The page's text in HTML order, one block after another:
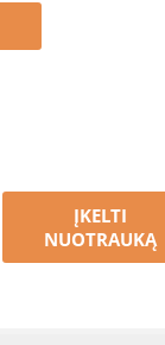
ĮKELTI
NUOTRAUKĄ